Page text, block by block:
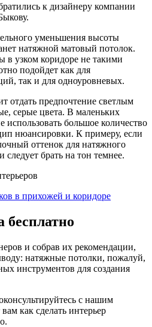
к дизайнеру компании
уменьшения высоты
натяжной матовый потолок.
в узком коридоре не такими
подойдет как для
так и для одноуровневых.
отдать предпочтение светлым
серые цвета. В маленьких
большое количество
нюансировки. К примеру, если
оттенок для натяжного
следует брать на тон темнее.
бесплатно
и собрав их рекомендации,
натяжные потолки, пожалуй,
инструментов для создания
с нашим
как сделать интерьер